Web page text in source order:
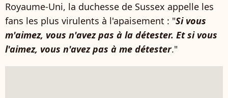
Royaume-Uni, la duchesse de Sussex appelle les
fans les plus virulents à l'apaisement : "Si vous
m'aimez, vous n'avez pas à la détester. Et si vous
l'aimez, vous n'avez pas à me détester."